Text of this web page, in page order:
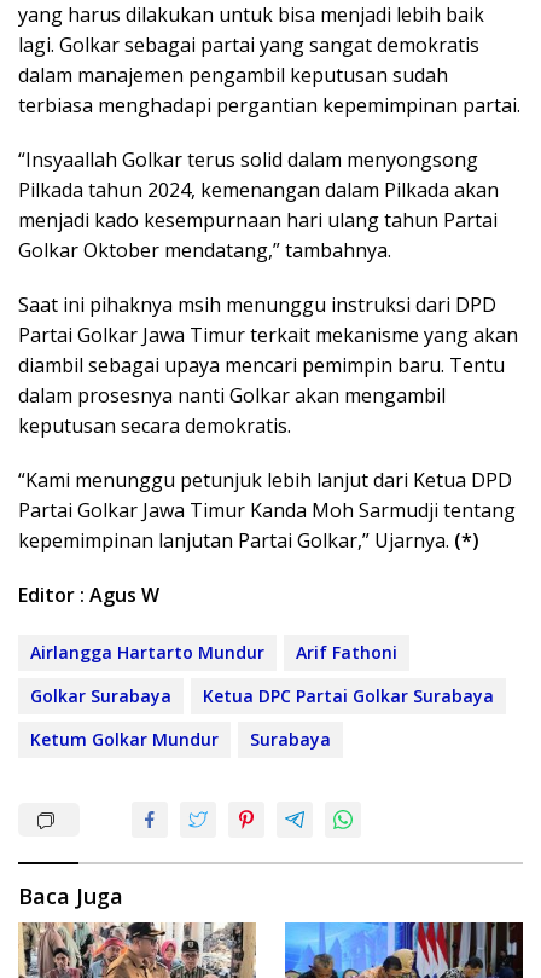
yang harus dilakukan untuk bisa menjadi lebih baik
lagi. Golkar sebagai partai yang sangat demokratis
dalam manajemen pengambil keputusan sudah
terbiasa menghadapi pergantian kepemimpinan partai.
“Insyaallah Golkar terus solid dalam menyongsong
Pilkada tahun 2024, kemenangan dalam Pilkada akan
menjadi kado kesempurnaan hari ulang tahun Partai
Golkar Oktober mendatang,” tambahnya.
Saat ini pihaknya msih menunggu instruksi dari DPD
Partai Golkar Jawa Timur terkait mekanisme yang akan
diambil sebagai upaya mencari pemimpin baru. Tentu
dalam prosesnya nanti Golkar akan mengambil
keputusan secara demokratis.
“Kami menunggu petunjuk lebih lanjut dari Ketua DPD
Partai Golkar Jawa Timur Kanda Moh Sarmudji tentang
kepemimpinan lanjutan Partai Golkar,” Ujarnya. (*)
Editor : Agus W
Airlangga Hartarto Mundur
Arif Fathoni
Golkar Surabaya
Ketua DPC Partai Golkar Surabaya
Ketum Golkar Mundur
Surabaya
Baca Juga